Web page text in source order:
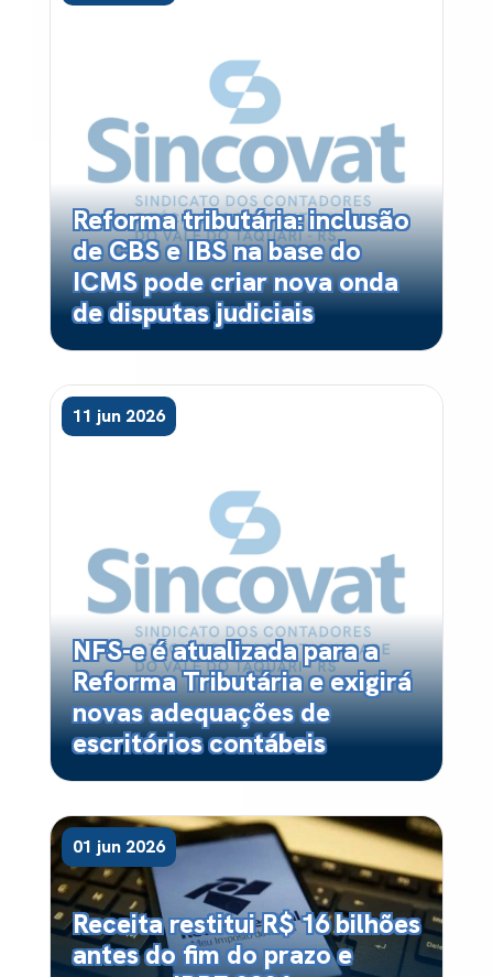
Reforma tributária: inclusão
de CBS e IBS na base do
ICMS pode criar nova onda
de disputas judiciais
11 jun 2026
NFS-e é atualizada para a
Reforma Tributária e exigirá
novas adequações de
escritórios contábeis
01 jun 2026
Receita restitui R$ 16 bilhões
antes do fim do prazo e